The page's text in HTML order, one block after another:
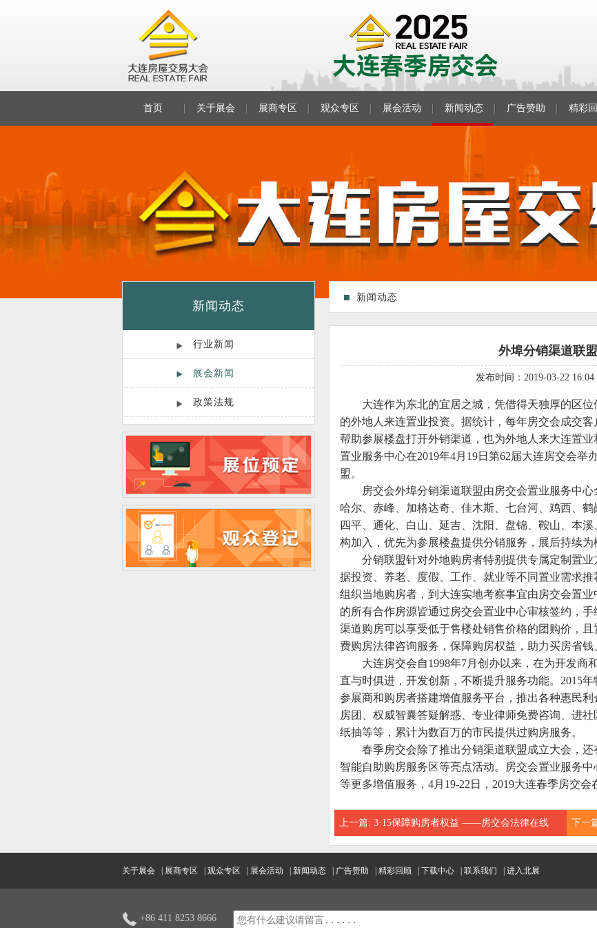
首页 关于展会 展商专区 观众专区 展会活动 新闻动态 广告赞助 精彩
新闻动态
行业新闻
展会新闻
政策法规
新闻动态
外埠分销渠道联
发布时间：2019-03-22
大连作为东北的宜居之城，凭借得天独厚的区位
的外地人来连置业投资。据统计，每年房交会成交
帮助参展楼盘打开外销渠道，也为外地人来大连置
置业服务中心在2019年4月19日第62届大连房交会举
盟。
房交会外埠分销渠道联盟由房交会置业服务中心
哈尔、赤峰、加格达奇、佳木斯、七台河、鸡西、
四平、通化、白山、延吉、沈阳、盘锦、鞍山、本
构加入，优先为参展楼盘提供分销服务，展后持续为
分销联盟针对外地购房者特别提供专属定制置业
据投资、养老、度假、工作、就业等不同置业需求
组织当地购房者，到大连实地考察事宜由房交会置
的所有合作房源皆通过房交会置业中心审核签约，
渠道购房可以享受低于售楼处销售价格的团购价，
费购房法律咨询服务，保障购房权益，助力买房省钱
大连房交会自1998年7月创办以来，在为开发商
直与时俱进，开发创新，不断提升服务功能。2015
参展商和购房者搭建增值服务平台，推出各种惠民
房团、权威智囊答疑解惑、专业律师免费咨询、进
纸抽等等，累计为数百万的市民提供过购房服务。
春季房交会除了推出分销渠道联盟成立大会，还
智能自助购房服务区等亮点活动。房交会置业服务
等更多增值服务，4月19-22日，2019大连春季房交会
上一篇: 3·15保障购房者权益 ——房交会法律在线 下一
会9
关于展会 展商专区 观众专区 展会活动 新闻动态 广告赞助 精彩回顾 下载中心 联系我们 进入北展
+86 411 8253 8666